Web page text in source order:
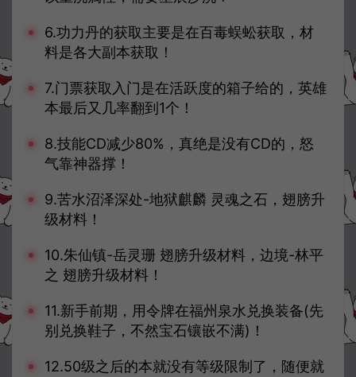
6.功力丹的获取主要是在百毒蜈蚣获取，材
料是各大副本获取！
7.门票获取入门是在活跃度的箱子给的，英雄
本最后又几率翻到1个！
8.技能CD减少80%，真绝是没有CD的，怒
气靠神器撑！
9.苦水沼泽深处-地狱麒麟 灵魂之石，翅膀升
级材料！
10.朱仙镇-岳灵珊 翅膀升级材料，边境-林平
之 翅膀升级材料！
11.新手前期，用令牌在福州泉水兑换装备(先
别兑换鞋子，不然宝石镶嵌不满)！
12.50级之后的本就没有等级限制了，随便就